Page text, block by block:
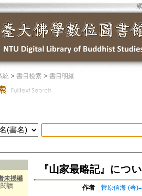
統> 書目檢索> 書目明細
未授權
讀
『山家最略記』に
作者
菅原信海 (著